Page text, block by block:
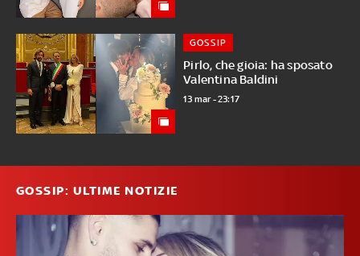
Pirlo, che gioia: ha sposato
Valentina Baldini
GOSSIP
13 mar - 23:17
GOSSIP: ULTIME NOTIZIE